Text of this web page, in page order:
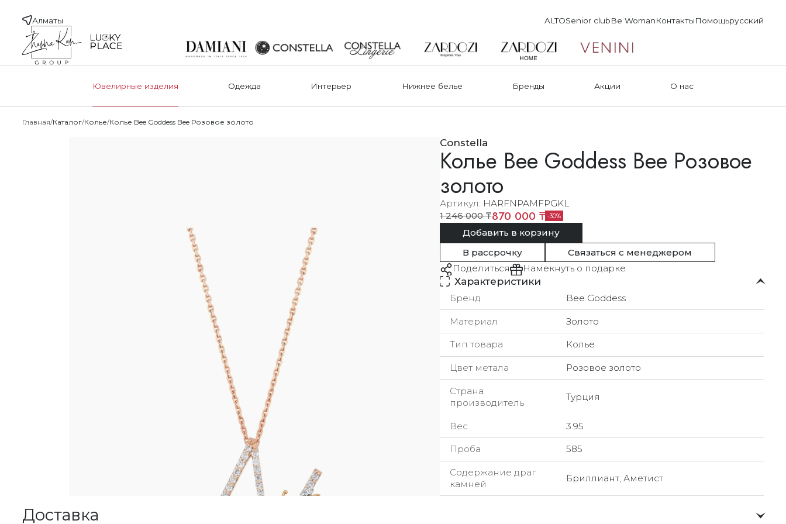
Алматы ALTOSenior clubBe WomanКонтактыПомощьрусский
Ювелирные изделия Одежда Интерьер Нижнее белье Бренды Акции О нас
Главная Каталог Колье Колье Bee Goddess Bee Розовое золото
Constella
Колье Bee Goddess Bee Розовое
золото
Артикул HARFNPAMFPGKL
1 246 000 ₸870 000 ₸ 30
Добавить в корзину
В рассрочку
Связаться с менеджером
Поделиться
Намекнуть о подарке
Характеристики
Бренд Bee Goddess
Материал Золото
Тип товара Колье
Цвет метала Розовое золото
Страна
производитель
Турция
Вес 3.95
Проба 585
Содержание драг
камней
Бриллиант, Аметист
Доставка